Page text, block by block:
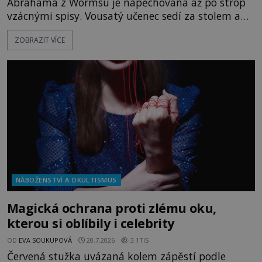
vzácnými spisy. Vousatý učenec sedí za stolem a
před sebou má rozložený jeden z nejzáhadnějších
magických textů. Jde o Abramelinův grimoár, který
kouzla, jak si někteří myslí, nebo jde o pouhou
pověru? Už šest měsíců pobývá
ZOBRAZIT VÍCE
NÁBOŽENSTVÍ A OKULTISMUS
Magická ochrana proti zlému oku,
kterou si oblíbily i celebrity
OD EVA SOUKUPOVÁ 20.7.2026 3.1TIS
Červená stužka uvázaná kolem zápěstí podle